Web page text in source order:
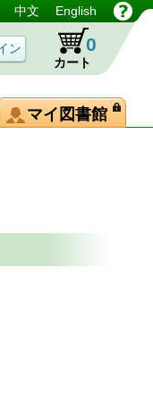
中文 English
カート
0
マイ図書館